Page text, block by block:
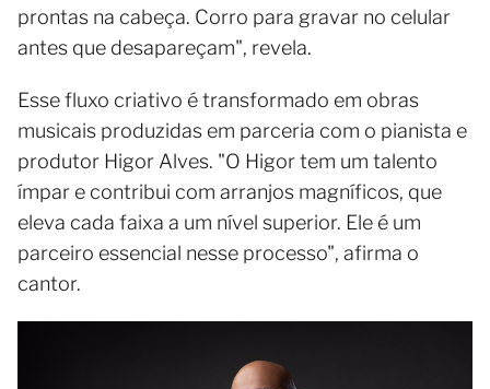
prontas na cabeça. Corro para gravar no celular
antes que desapareçam", revela.
Esse fluxo criativo é transformado em obras
musicais produzidas em parceria com o pianista e
produtor Higor Alves. "O Higor tem um talento
ímpar e contribui com arranjos magníficos, que
eleva cada faixa a um nível superior. Ele é um
parceiro essencial nesse processo", afirma o
cantor.